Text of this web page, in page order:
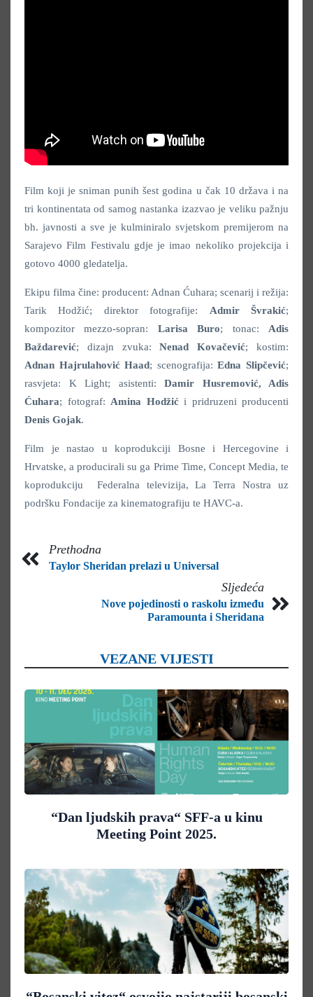
Film koji je sniman punih šest godina u čak 10 država i na
tri kontinentata od samog nastanka izazvao je veliku pažnju
bh. javnosti a sve je kulminiralo svjetskom premijerom na
Sarajevo Film Festivalu gdje je imao nekoliko projekcija i
gotovo 4000 gledatelja.
Ekipu filma čine: producent: Adnan Ćuhara; scenarij i režija:
Tarik Hodžić; direktor fotografije: Admir Švrakić;
kompozitor mezzo-sopran: Larisa Buro; tonac:Adis
Baždarević; dizajn zvuka:Nenad Kovačević; kostim:
Adnan Hajrulahović Haad; scenografija:Edna Slipčević;
rasvjeta: K Light; asistenti: Damir Husremović, Adis
Ćuhara; fotograf: Amina Hodžići pridruzeni producenti
Denis Gojak.
Film je nastao u koprodukciji Bosne i Hercegovine i
Hrvatske, a producirali su ga Prime Time, Concept Media, te
koprodukciju Federalna televizija, La Terra Nostra uz
podršku Fondacije za kinematografiju te HAVC-a.
Prethodna
Taylor Sheridan prelazi u Universal
Sljedeća
Nove pojedinosti o raskolu između
Paramounta i Sheridana
VEZANE VIJESTI
“Dan ljudskih prava“ SFF-a u kinu
Meeting Point 2025.